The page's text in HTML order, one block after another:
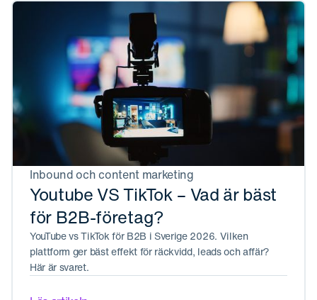
Inbound och content marketing
Youtube VS TikTok – Vad är bäst
för B2B-företag?
YouTube vs TikTok för B2B i Sverige 2026. Vilken
plattform ger bäst effekt för räckvidd, leads och affär?
Här är svaret.